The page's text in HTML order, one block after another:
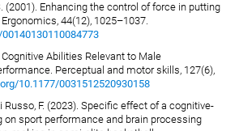
(2001). Enhancing the control of force in putting
44(12), 1025–1037.
Abilities Relevant to Male
Perceptual and motor skills, 127(6),
10.1177/0031512520930158
Russo, F. (2023). Specific effect of a cognitive-
on sport performance and brain processing